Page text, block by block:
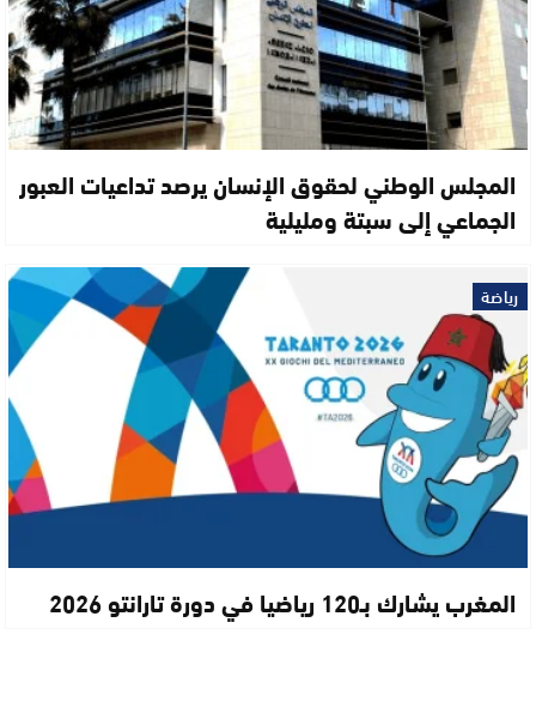
المجلس الوطني لحقوق الإنسان يرصد تداعيات العبور
الجماعي إلى سبتة ومليلية
رياضة
المغرب يشارك بـ120 رياضيا في دورة تارانتو 2026